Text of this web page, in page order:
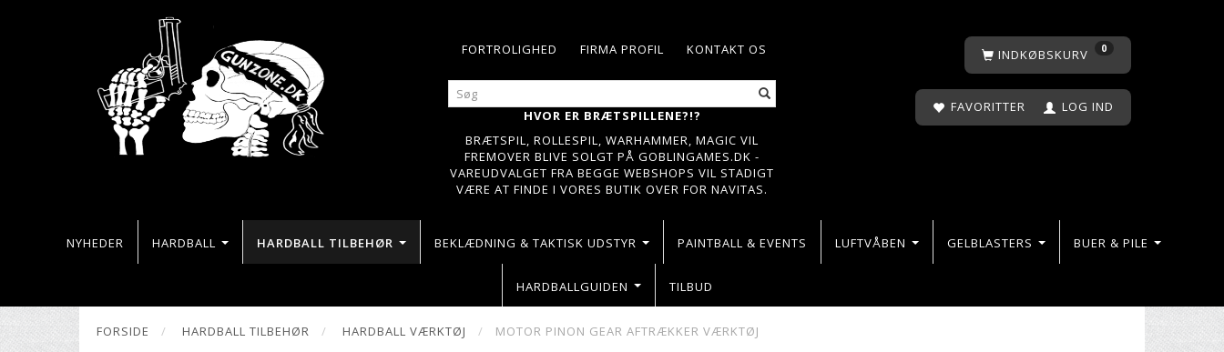
KONTAKT OS
FIRMA PROFIL
FORTROLIGHED
HVOR ER BRÆTSPILLENE?!?
BRÆTSPIL, ROLLESPIL, WARHAMMER, MAGIC VIL
FREMOVER BLIVE SOLGT PÅ GOBLINGAMES.DK -
VAREUDVALGET FRA BEGGE WEBSHOPS VIL STADIGT
VÆRE AT FINDE I VORES BUTIK OVER FOR NAVITAS.
INDKØBSKURV 0
FAVORITTER LOG IND
NYHEDER HARDBALL HARDBALL TILBEHØR BEKLÆDNING & TAKTISK UDSTYR PAINTBALL & EVENTS LUFTVÅBEN GELBLASTERS BUER & PILE
HARDBALLGUIDEN TILBUD
FORSIDE HARDBALL TILBEHØR HARDBALL VÆRKTØJ MOTOR PINON GEAR AFTRÆKKER VÆRKTØJ